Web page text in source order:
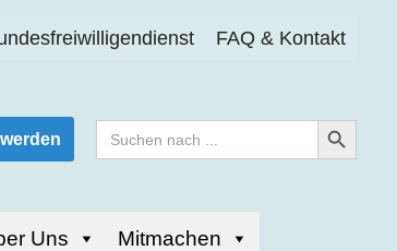
FAQ & Kontakt
Search
for:
Search Button
Uns Mitmachen